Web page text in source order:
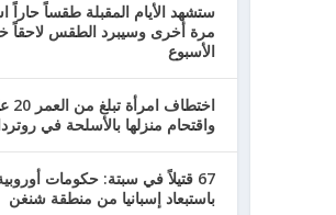
ستشهد الأيام المقبلة طقساً حاراً
مرة أخرى وسيبرد الطقس لاحقاً
الأسبوع
اختطاف
واقتحام منزلها بالأسلحة في
67 قتيلاً في سبتة: حكومات
باستبعاد إسبانيا من منطقة شنغن